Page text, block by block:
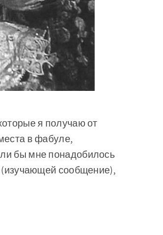
я получаю от
в фабуле,
бы мне понадобилось
(изучающей сообщение),